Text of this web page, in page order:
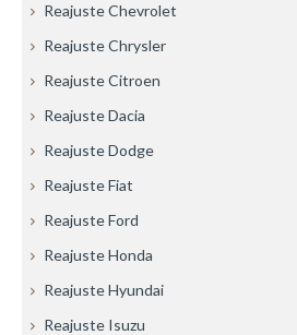
Reajuste Chevrolet
Reajuste Chrysler
Reajuste Citroen
Reajuste Dacia
Reajuste Dodge
Reajuste Fiat
Reajuste Ford
Reajuste Honda
Reajuste Hyundai
Reajuste Isuzu